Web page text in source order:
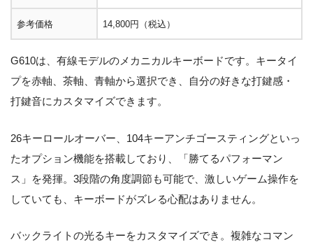
参考価格 14,800円（税込）
G610は、有線モデルのメカニカルキーボードです。キータイ
プを赤軸、茶軸、青軸から選択でき、自分の好きな打鍵感・
打鍵音にカスタマイズできます。
26キーロールオーバー、104キーアンチゴースティングといっ
たオプション機能を搭載しており、「勝てるパフォーマン
ス」を発揮。3段階の角度調節も可能で、激しいゲーム操作を
していても、キーボードがズレる心配はありません。
バックライトの光るキーをカスタマイズでき。複雑なコマン